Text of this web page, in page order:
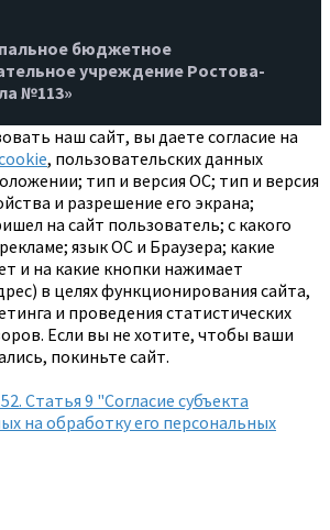
бюджетное
учреждение Ростова-
№113»
наш сайт, вы даете согласие на
, пользовательских данных
тип и версия ОС; тип и версия
и разрешение его экрана;
на сайт пользователь; с какого
язык ОС и Браузера; какие
и на какие кнопки нажимает
в целях функционирования сайта,
и проведения статистических
Если вы не хотите, чтобы ваши
покиньте сайт.
Статья 9 "Согласие субъекта
на обработку его персональных